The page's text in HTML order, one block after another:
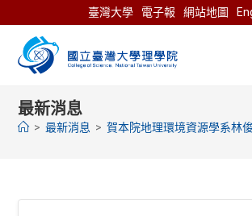
to
content
臺灣大學 電子報 網站地圖
最新消息
> 最新消息 > 賀本院地理環境資源學系林